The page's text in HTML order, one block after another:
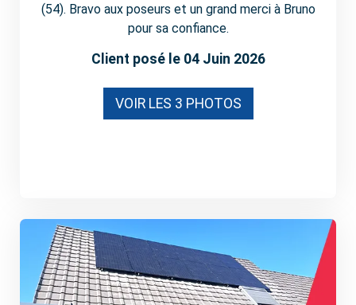
(54). Bravo aux poseurs et un grand merci à Bruno
pour sa confiance.
Client posé le 04 Juin 2026
VOIR LES 3 PHOTOS